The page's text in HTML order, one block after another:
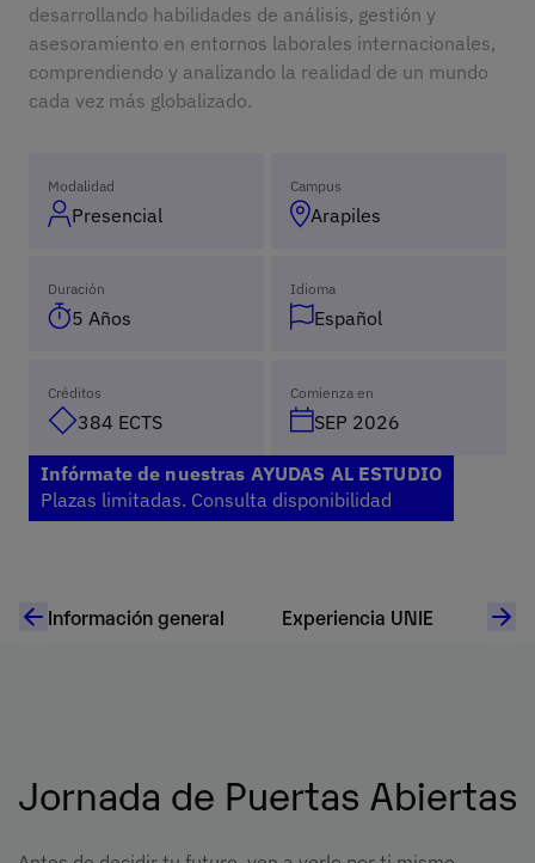
desarrollando habilidades de análisis, gestión y
asesoramiento en entornos laborales internacionales,
comprendiendo y analizando la realidad de un mundo
cada vez más globalizado.
Modalidad
Presencial
Campus
Arapiles
Duración
5 Años
Idioma
Español
Créditos
384 ECTS
Comienza en
SEP 2026
Infórmate de nuestras AYUDAS AL ESTUDIO
Plazas limitadas. Consulta disponibilidad
Información general Experiencia UNIE
Jornada de Puertas Abiertas